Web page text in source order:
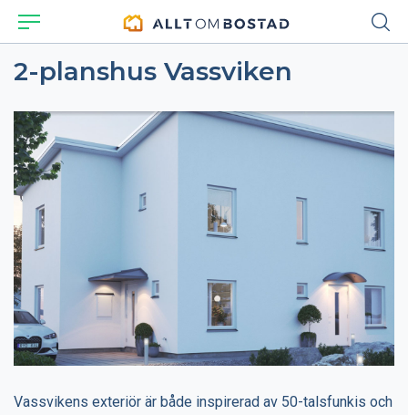
2-planshus Vassviken
Vassvikens exteriör är både inspirerad av 50-talsfunkis och